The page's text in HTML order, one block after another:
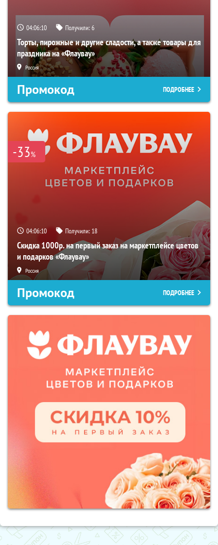
04:06:09 Получили:6
Торты, пирожные и другие сладости, а также товары для
праздника на «Флаувау»
Россия
Промокод ПОДРОБНЕЕ
-33%
04:06:09 Получили: 18
Скидка 1000р. на первый заказ на маркетплейсе цветов
и подарков «Флаувау»
Россия
Промокод ПОДРОБНЕЕ